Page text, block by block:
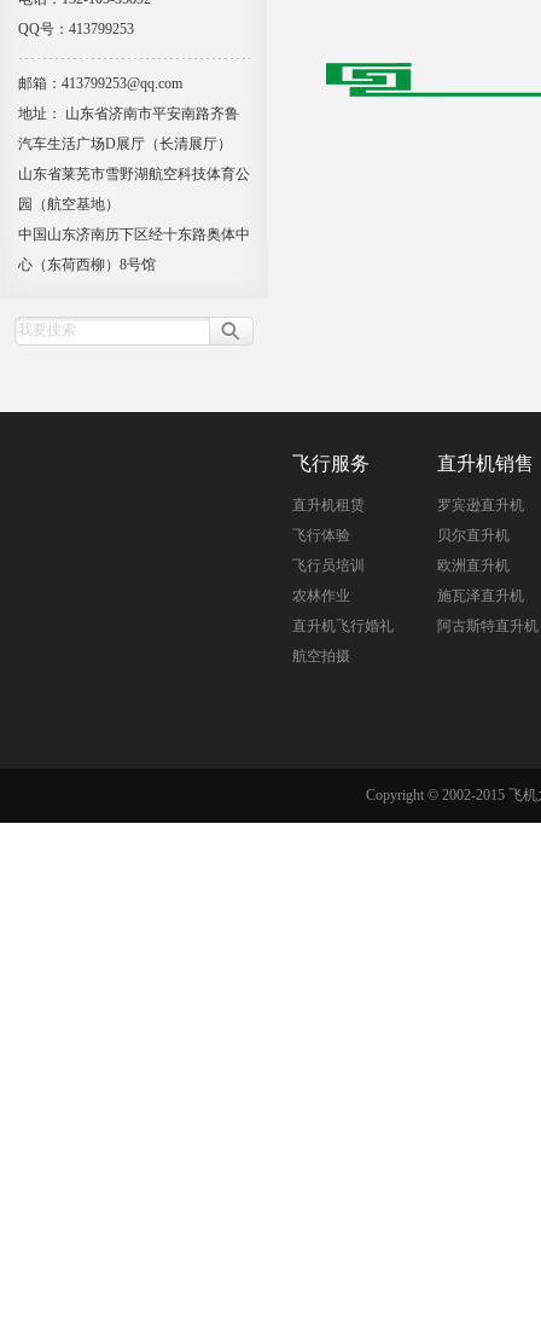
QQ号：413799253
邮箱：413799253@qq.com
地址： 山东省济南市平安南路齐鲁
汽车生活广场D展厅（长清展厅）
山东省莱芜市雪野湖航空科技体育公
园（航空基地）
中国山东济南历下区经十东路奥体中
心（东荷西柳）8号馆
飞行服务
直升机租赁
飞行体验
飞行员培训
农林作业
直升机飞行婚礼
航空拍摄
直升机销售
罗宾逊直升机
贝尔直升机
欧洲直升机
施瓦泽直升机
阿古斯特直升机
Copyright © 2002-2015 飞